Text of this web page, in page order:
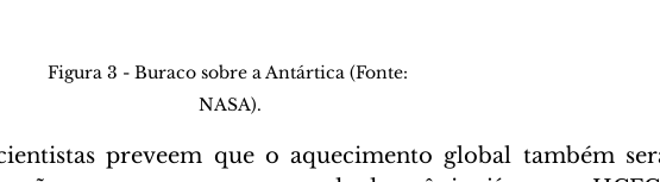
Figura 3 - Buraco sobre a Antártica (Fonte:
NASA).